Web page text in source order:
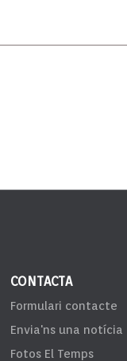
CONTACTA
Formulari contacte
Envia'ns una notícia
Fotos El Temps